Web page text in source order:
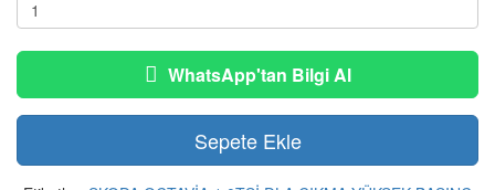
WhatsApp'tan Bilgi Al
Sepete Ekle